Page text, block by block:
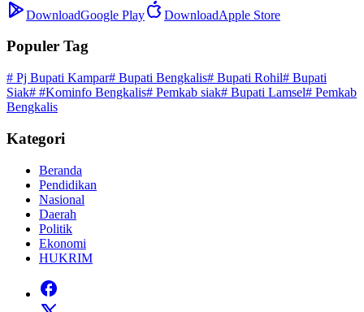
DownloadGoogle Play DownloadApple Store
Populer Tag
# Pj Bupati Kampar# Bupati Bengkalis# Bupati Rohil# Bupati
Siak# #Kominfo Bengkalis# Pemkab siak# Bupati Lamsel# Pemkab
Bengkalis
Kategori
Beranda
Pendidikan
Nasional
Daerah
Politik
Ekonomi
HUKRIM